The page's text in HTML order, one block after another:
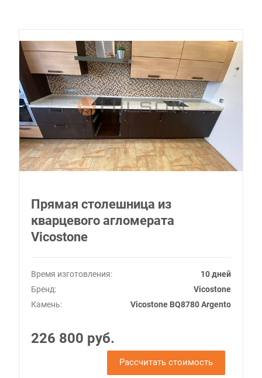
Прямая столешница из
кварцевого агломерата
Vicostone
Время изготовления:
10 дней
Бренд:
Vicostone
Камень:
Vicostone BQ8780 Argento
226 800 руб.
Рассчитать стоимость